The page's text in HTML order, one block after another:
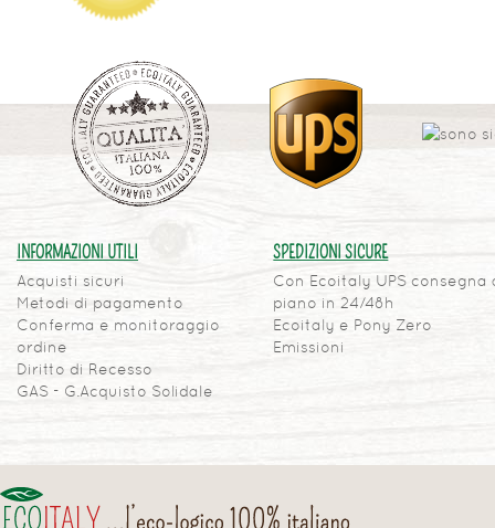
INFORMAZIONI UTILI
Acquisti sicuri
Metodi di pagamento
Conferma e monitoraggio
ordine
Diritto di Recesso
GAS - G.Acquisto Solidale
SPEDIZIONI SICURE
Con Ecoitaly UPS consegna
piano in 24/48h
Ecoitaly e Pony Zero
Emissioni